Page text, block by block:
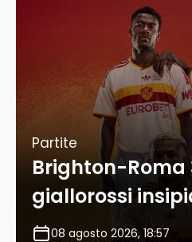
Partite
Brighton-Roma
giallorossi
08 agosto 2026, 18:57